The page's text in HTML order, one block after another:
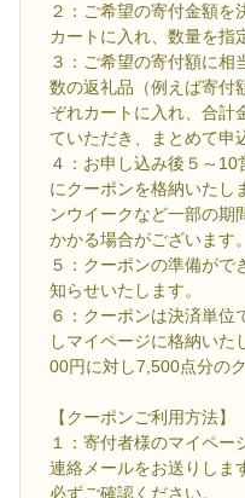
２：ご希望の寄付金額を
カートに入れ、数量を指
３：ご希望の寄付額に相
数の返礼品（例えば寄付
ぞれカートに入れ、合計
ていただき、まとめて申
４：お申し込み後５～
にクーポンを格納いたし
ンウイークなど一部の期
かかる場合がございます。
５：クーポンの準備がで
知らせいたします。
６：クーポンは決済単位
しマイページに格納い
00円に対し7,500点分の
【クーポンご利用方法】
１：寄付者様のマイペー
連絡メールをお送りしま
必ずご確認ください。